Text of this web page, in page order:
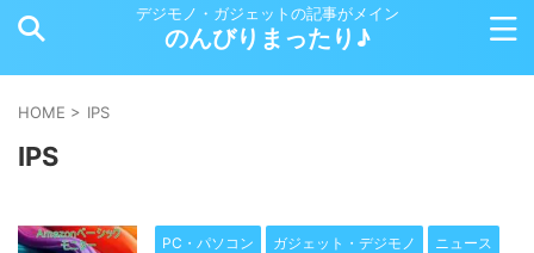
デジモノ・ガジェットの記事がメイン
のんびりまったり♪
HOME > IPS
IPS
PC・パソコン ガジェット・デジモノ ニュース